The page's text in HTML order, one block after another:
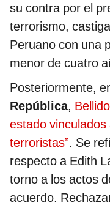
su contra por el
terrorismo,
Peruano con una
menor de cuatro
Posteriormente,
República,
estado
terroristas”. Se
respecto a Edith
torno a los actos
acuerdo.